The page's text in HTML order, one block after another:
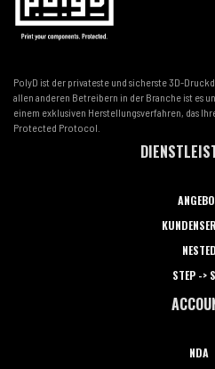
PolyD ist der privateste und sicherste 3D-
allen anderen Betreibern in der Branche ist es
einem exklusiven Herstellungsverfahren, das
Protected Protocol.
NESTED
STEP ->
NDA